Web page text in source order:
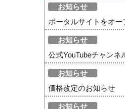
お知らせ
ポータルサイトをオー
お知らせ
公式YouTubeチャンネ
お知らせ
価格改定のお知らせ
お知らせ